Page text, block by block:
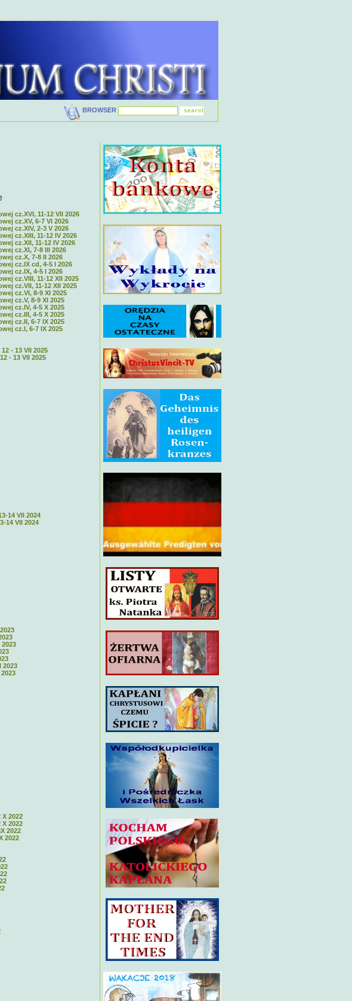
BROWSER
cz.XVI, 11-12 VII 2026
cz.XV, 6-7 VI 2026
cz.XIV, 2-3 V 2026
cz.XIII, 11-12 IV 2026
cz.XII, 11-12 IV 2026
cz.XI, 7-8 III 2026
cz.X, 7-8 II 2026
cz.IX cd, 4-5 I 2026
cz.IX, 4-5 I 2026
cz.VIII, 11-12 XII 2025
cz.VII, 11-12 XII 2025
cz.VI, 8-9 XI 2025
cz.V, 8-9 XI 2025
cz.IV, 4-5 X 2025
cz.III, 4-5 X 2025
cz.II, 6-7 IX 2025
cz.I, 6-7 IX 2025
- 13 VII 2025
- 13 VII 2025
14 VII 2024
14 VII 2024
2023
2022
2022
2022
2022